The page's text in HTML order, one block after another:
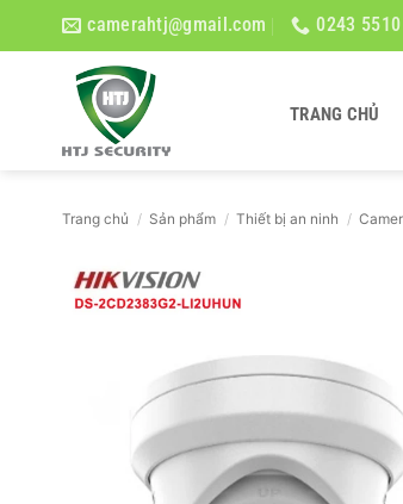
camerahtj@gmail.com 0243
TRANG CHỦ
Trang chủ / Sản phẩm / Thiết bị an ninh /